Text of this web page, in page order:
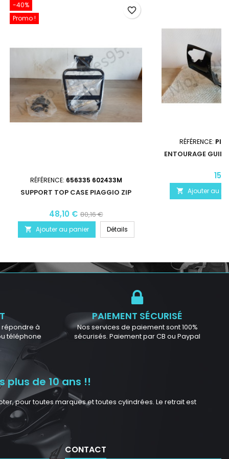
-40%
Promo !
RÉFÉRENCE: 656335 602433M
SUPPORT TOP CASE PIAGGIO ZIP
48,10 € 80,16 €
 Ajouter au panier Détails
favorite_border
RÉFÉRENCE:
ENTOURAGE
 Ajouter au
répondre à
téléphone
PAIEMENT SÉCURISÉ
Nos services de paiement sont 100%
sécurisés. Paiement par CB ou Paypal
de 10 ans !!
pour toutes marques et toutes cylindrées. Le retrait est
CONTACT